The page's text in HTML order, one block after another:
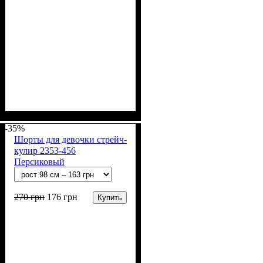
(94% х/б, 6% лайкра)
-35%
Шорты для девочки стрейч-
кулир 2353-456
Персиковый
270грн 176 грн Купить